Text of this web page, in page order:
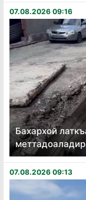
07.08.2026 09:16
Бахархой
07.08.2026 09:13